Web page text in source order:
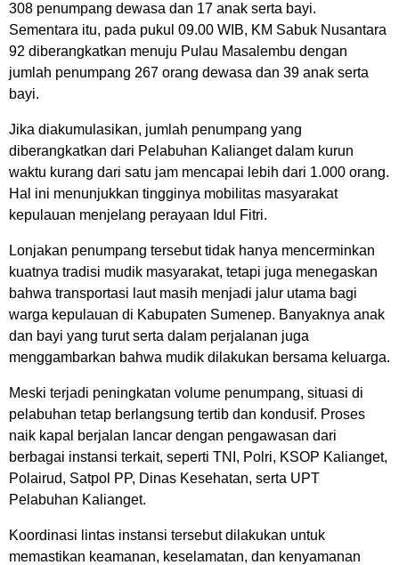
308 penumpang dewasa dan 17 anak serta bayi.
Sementara itu, pada pukul 09.00 WIB, KM Sabuk Nusantara
92 diberangkatkan menuju Pulau Masalembu dengan
jumlah penumpang 267 orang dewasa dan 39 anak serta
bayi.
Jika diakumulasikan, jumlah penumpang yang
diberangkatkan dari Pelabuhan Kalianget dalam kurun
waktu kurang dari satu jam mencapai lebih dari 1.000 orang.
Hal ini menunjukkan tingginya mobilitas masyarakat
kepulauan menjelang perayaan Idul Fitri.
Lonjakan penumpang tersebut tidak hanya mencerminkan
kuatnya tradisi mudik masyarakat, tetapi juga menegaskan
bahwa transportasi laut masih menjadi jalur utama bagi
warga kepulauan di Kabupaten Sumenep. Banyaknya anak
dan bayi yang turut serta dalam perjalanan juga
menggambarkan bahwa mudik dilakukan bersama keluarga.
Meski terjadi peningkatan volume penumpang, situasi di
pelabuhan tetap berlangsung tertib dan kondusif. Proses
naik kapal berjalan lancar dengan pengawasan dari
berbagai instansi terkait, seperti TNI, Polri, KSOP Kalianget,
Polairud, Satpol PP, Dinas Kesehatan, serta UPT
Pelabuhan Kalianget.
Koordinasi lintas instansi tersebut dilakukan untuk
memastikan keamanan, keselamatan, dan kenyamanan